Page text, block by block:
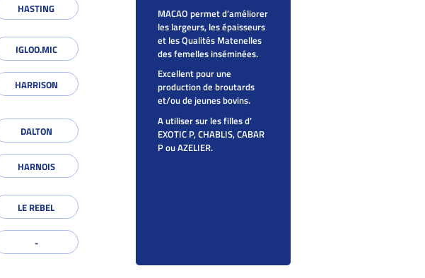
HASTING
IGLOO.MIC
HARRISON
DALTON
HARNOIS
LE REBEL
MACAO permet d’améliorer
les largeurs, les épaisseurs
et les Qualités Matenelles
des femelles inséminées.
Excellent pour une
production de broutards
et/ou de jeunes bovins.
A utiliser sur les filles d’
EXOTIC P, CHABLIS, CABAR
P ou AZELIER.